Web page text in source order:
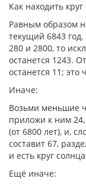
Как находить круг
Равным образом
текущий 6843
280 и 2800, то
останется 1243.
останется 11; это
Иначе:
Возьми меньшие
приложи к ним 24,
(от 6800 лет), и,
составит 67,
и есть круг
Ещё иначе: